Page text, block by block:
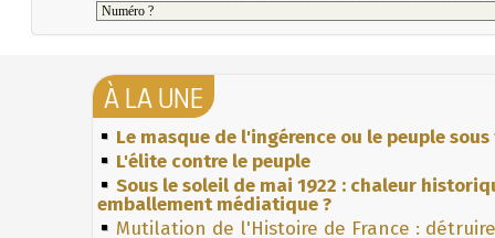
À LA UNE
Le masque de l'ingérence ou le peuple
L'élite contre le peuple
Sous le soleil de mai 1922 : chaleur
emballement médiatique ?
Mutilation de l'Histoire de France :